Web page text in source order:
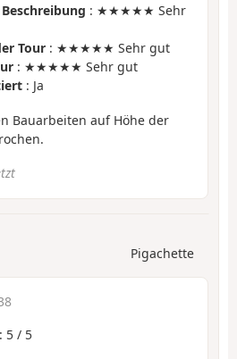
: ★★★★★ Sehr
Tour : ★★★★★ Sehr gut
: ★★★★★ Sehr gut
: Ja
Bauarbeiten auf Höhe der
Pigachette
: 5 / 5